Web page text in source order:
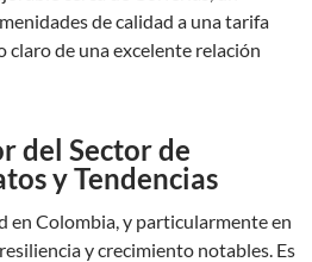
de calidad a una tarifa
claro de una excelente relación
del Sector de
y Tendencias
en Colombia, y particularmente en
y crecimiento notables. Es